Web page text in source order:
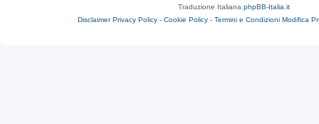
Traduzione Italiana phpBB-Italia.it
Disclaimer Privacy Policy - Cookie Policy - Termini e Condizioni Modifica